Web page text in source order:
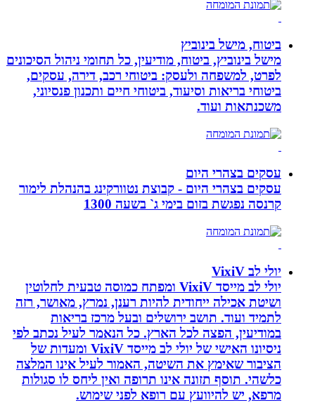
ביטוח, מישל בינוביץ
מישל בינוביץ, ביטוח, מודיעין, כל תחומי ניהול הסיכונים
לפרט, למשפחה ולעסק: ביטוחי רכב, דירה, עסקים,
ביטוחי בריאות וסיעוד, ביטוחי חיים ותכנון פנסיוני,
משכנתאות ועוד.
עסקים בצהרי היום
עסקים בצהרי היום - קבוצת נטוורקינג בהנהלת לימור
קרנסה נפגשת בזום בימי ג` בשעה 1300
יולי לב VixiV
יולי לב מייסד VixiV ומפתח כמוסה טבעית לחלוטין
ושיטת אכילה ייחודית להיות רענן, נמרץ, מאושר, רזה
לתמיד ועוד. תושב ירושלים ובעל מרכז בריאות
במודיעין, הפצה לכל הארץ. כל הנאמר לעיל נכתב לפי
ניסיונו האישי של יולי לב מייסד VixiV ומעדות של
הציבור שאימץ את השיטה, האמור לעיל אינו המלצה
כלשהי. תוסף תזונה אינו תרופה ואין ליחס לו סגולות
מרפא, יש להיוועץ עם רופא לפני שימוש.